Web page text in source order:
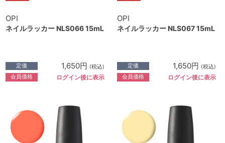
OPI
ネイルラッカー NLS066 15mL
定価 1,650円 (税込)
会員価格 ログイン後に表示
OPI
ネイルラッカー NLS067 15mL
定価 1,650円 (税込)
会員価格 ログイン後に表示